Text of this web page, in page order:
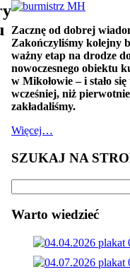
Zacznę od dobrej
Zakończyliśmy kolejny
ważny etap na drodze
nowoczesnego obiektu
w Mikołowie – i stało się
wcześniej, niż pierwotnie
zakładaliśmy.
Więcej…
SZUKAJ NA
Warto wiedzieć